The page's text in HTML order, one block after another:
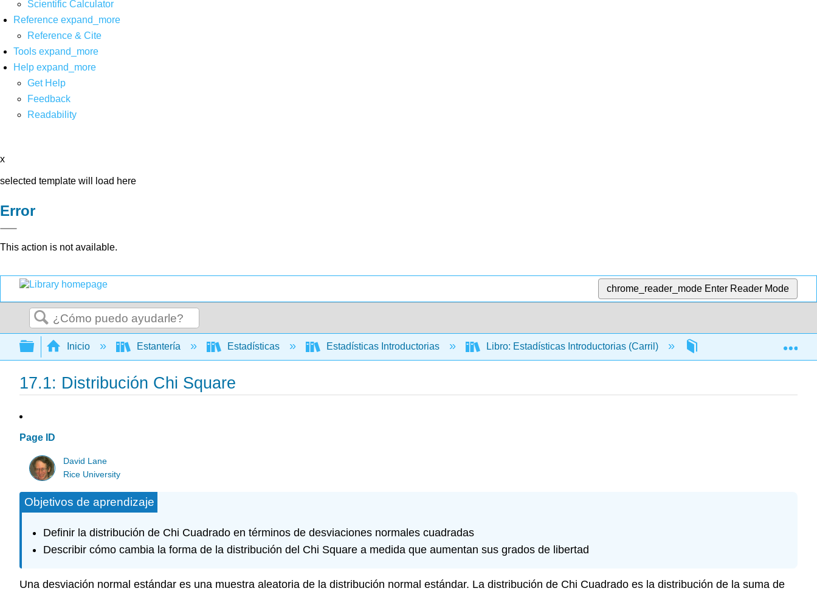
Scientific Calculator
Reference expand_more
Reference & Cite
Tools expand_more
Help expand_more
Get Help
Feedback
Readability
x
selected template will load here
Error
This action is not available.
chrome_reader_mode Enter Reader Mode
Buscar
Expandir/contraer jerarquía global
Inicio Estantería Estadísticas Estadísticas Introductorias Libro: Estadísticas Introductorias (Carril)
17.1: Distribución Chi Square
Page ID
David Lane
Rice University
Objetivos de aprendizaje
Definir la distribución de Chi Cuadrado en términos de desviaciones normales cuadradas
Describir cómo cambia la forma de la distribución del Chi Square a medida que aumentan sus grados de libertad
Una desviación normal estándar es una muestra aleatoria de la distribución normal estándar. La distribución de Chi Cuadrado es la distribución de la suma de